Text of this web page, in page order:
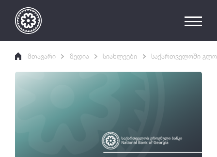
მთავარი მედია სიახლეები საქართველოში